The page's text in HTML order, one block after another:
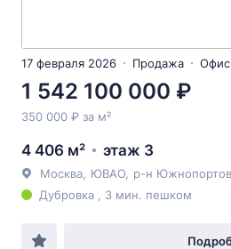
17 февраля 2026 Продажа
1 542 100 000 ₽
350 000 ₽ за м²
4 406 м² этаж 3
Москва ЮВАО р-н
Дубровка , 3 мин. пешком